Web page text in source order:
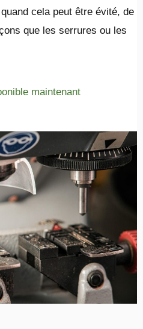
cela peut être évité, de
que les serrures ou les
maintenant